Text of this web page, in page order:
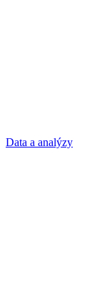
Data a analýzy